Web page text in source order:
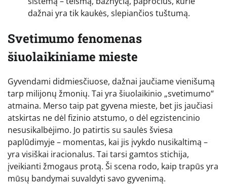
dažnai yra tik kaukės, slepiančios tuštumą.
Svetimumo fenomenas
šiuolaikiniame mieste
Gyvendami didmiesčiuose, dažnai jaučiame vienišumą
tarp milijonų žmonių. Tai yra šiuolaikinio „svetimumo“
atmaina. Merso taip pat gyvena mieste, bet jis jaučiasi
atskirtas ne dėl fizinio atstumo, o dėl egzistencinio
nesusikalbėjimo. Jo patirtis su saulės šviesa
paplūdimyje – momentas, kai jis įvykdo nusikaltimą –
yra visiškai iracionalus. Tai tarsi gamtos stichija,
įveikianti žmogaus protą. Ši scena rodo, kaip trapūs yra
mūsų bandymai suvaldyti savo gyvenimą.